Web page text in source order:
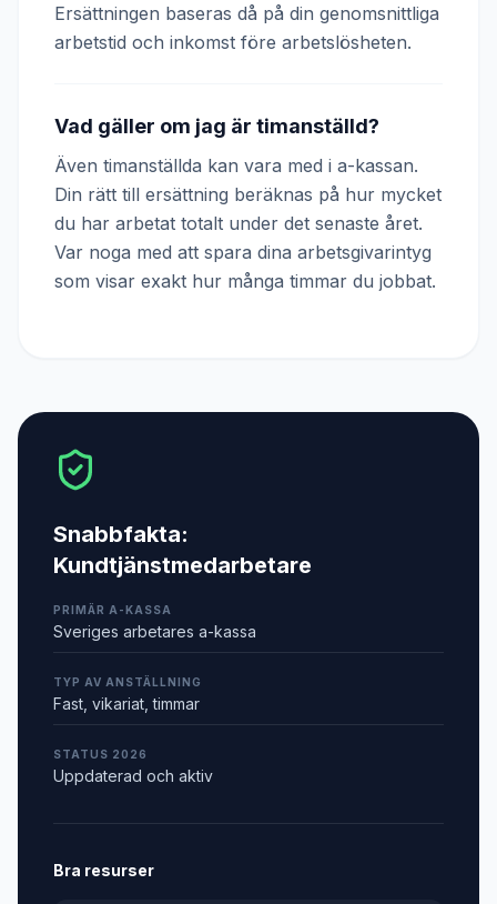
Ersättningen baseras då på din genomsnittliga
arbetstid och inkomst före arbetslösheten.
Vad gäller om jag är timanställd?
Även timanställda kan vara med i a-kassan.
Din rätt till ersättning beräknas på hur mycket
du har arbetat totalt under det senaste året.
Var noga med att spara dina arbetsgivarintyg
som visar exakt hur många timmar du jobbat.
Snabbfakta:
Kundtjänstmedarbetare
PRIMÄR A-KASSA
Sveriges arbetares a-kassa
TYP AV ANSTÄLLNING
Fast, vikariat, timmar
STATUS 2026
Uppdaterad och aktiv
Bra resurser